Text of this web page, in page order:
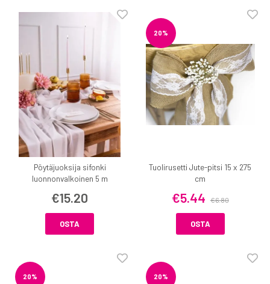
Pöytäjuoksija sifonki
luonnonvalkoinen 5 m
€15.20
OSTA
20%
Tuolirusetti Jute-pitsi 15 x 275
cm
€5.44 €6.80
OSTA
20% 20%